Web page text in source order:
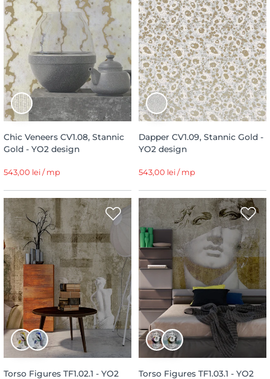
Chic Veneers CV1.08, Stannic
Gold - YO2 design
543,00 lei / mp
Dapper CV1.09, Stannic Gold -
YO2 design
543,00 lei / mp
Torso Figures TF1.02.1 - YO2
Torso Figures TF1.03.1 - YO2